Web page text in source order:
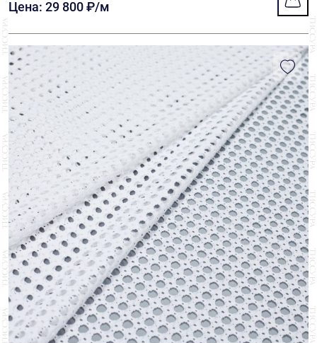
Jean Bracq 1
Kawaii Lace 1
Lyon Lace
Marco Lagattolla 2
Riechers Marescot 20
Ruffo Coli 3
Solstiss 59
Sophie Hallette 44
Цена: 29 800 ₽/м